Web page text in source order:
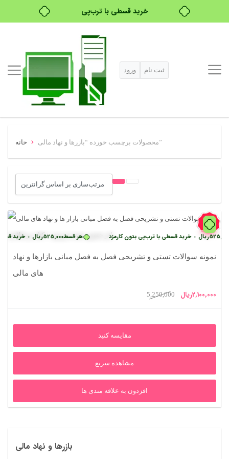
خرید قسطی با ترب‌پی
بدون ضامن، بدون سود
خرید قسطی با ترب‌پی
ورود ثبت نام
خانه › محصولات برچسب خورده “بازرها و نهاد مالی”
60%
هر قسط525,000ریال • خرید ریال • خرید قسطی با ترب‌پی بدون کارمزد
نمونه سوالات تستی و تشریحی فصل به فصل مبانی بازارها و نهاد
های مالی
5,250,000
قیمت
5,250,000ریال
2,100,000ریال
2,100,000ریال
مقایسه کنید
مشاهده سریع
افزدون به علاقه مندی ها
بازرها و نهاد مالی